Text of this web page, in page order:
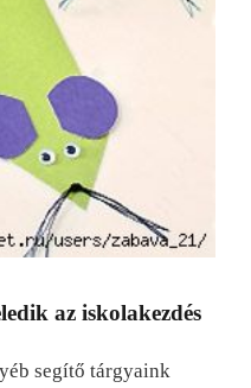
az iskolakezdés
segítő tárgyaink